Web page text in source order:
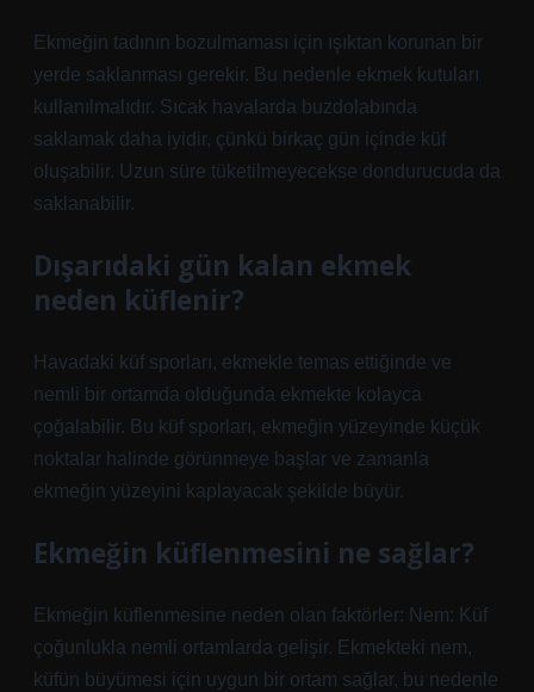
Ekmeğin tadının bozulmaması için ışıktan korunan bir
yerde saklanması gerekir. Bu nedenle ekmek kutuları
kullanılmalıdır. Sıcak havalarda buzdolabında
saklamak daha iyidir, çünkü birkaç gün içinde küf
oluşabilir. Uzun süre tüketilmeyecekse dondurucuda da
saklanabilir.
Dışarıdaki gün kalan ekmek
neden küflenir?
Havadaki küf sporları, ekmekle temas ettiğinde ve
nemli bir ortamda olduğunda ekmekte kolayca
çoğalabilir. Bu küf sporları, ekmeğin yüzeyinde küçük
noktalar halinde görünmeye başlar ve zamanla
ekmeğin yüzeyini kaplayacak şekilde büyür.
Ekmeğin küflenmesini ne sağlar?
Ekmeğin küflenmesine neden olan faktörler: Nem: Küf
çoğunlukla nemli ortamlarda gelişir. Ekmekteki nem,
küfün büyümesi için uygun bir ortam sağlar, bu nedenle